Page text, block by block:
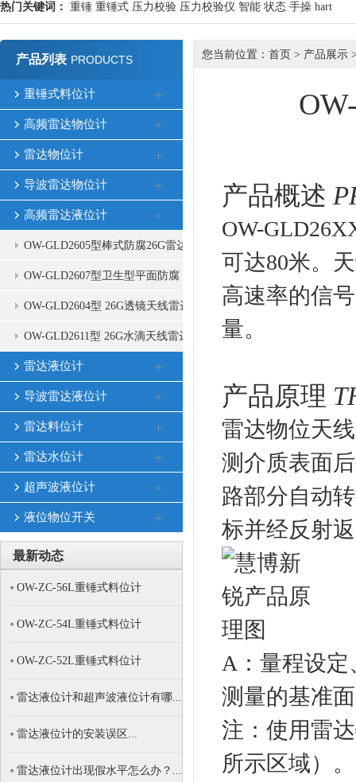
热门关键词： 重锤 重锤式 压力校验 压力校验仪 智能 状态 手操 hart
产品列表 PRODUCTS
重锤式料位计
高频雷达物位计
雷达物位计
导波雷达物位计
高频雷达液位计
OW-GLD2605型棒式防腐26G雷达
物位计
OW-GLD2607型卫生型平面防腐
26G雷达物位计
OW-GLD2604型 26G透镜天线雷达
物位计
OW-GLD2611型 26G水滴天线雷达
物位计
雷达液位计
导波雷达液位计
雷达料位计
雷达水位计
超声波液位计
液位物位开关
最新动态
OW-ZC-56L重锤式料位计
OW-ZC-54L重锤式料位计
OW-ZC-52L重锤式料位计
雷达液位计和超声波液位计有哪...
雷达液位计的安装误区...
雷达液位计出现假水平怎么办？...
您当前位置： 首页 > 产品展示
产品概述
OW-
可达80米。
高速率的信
量。
产品原理
雷达物位天
测介质表面
路部分自动
标并经反射
A：量程设
测量的基准
注：使用雷
所示区域）。